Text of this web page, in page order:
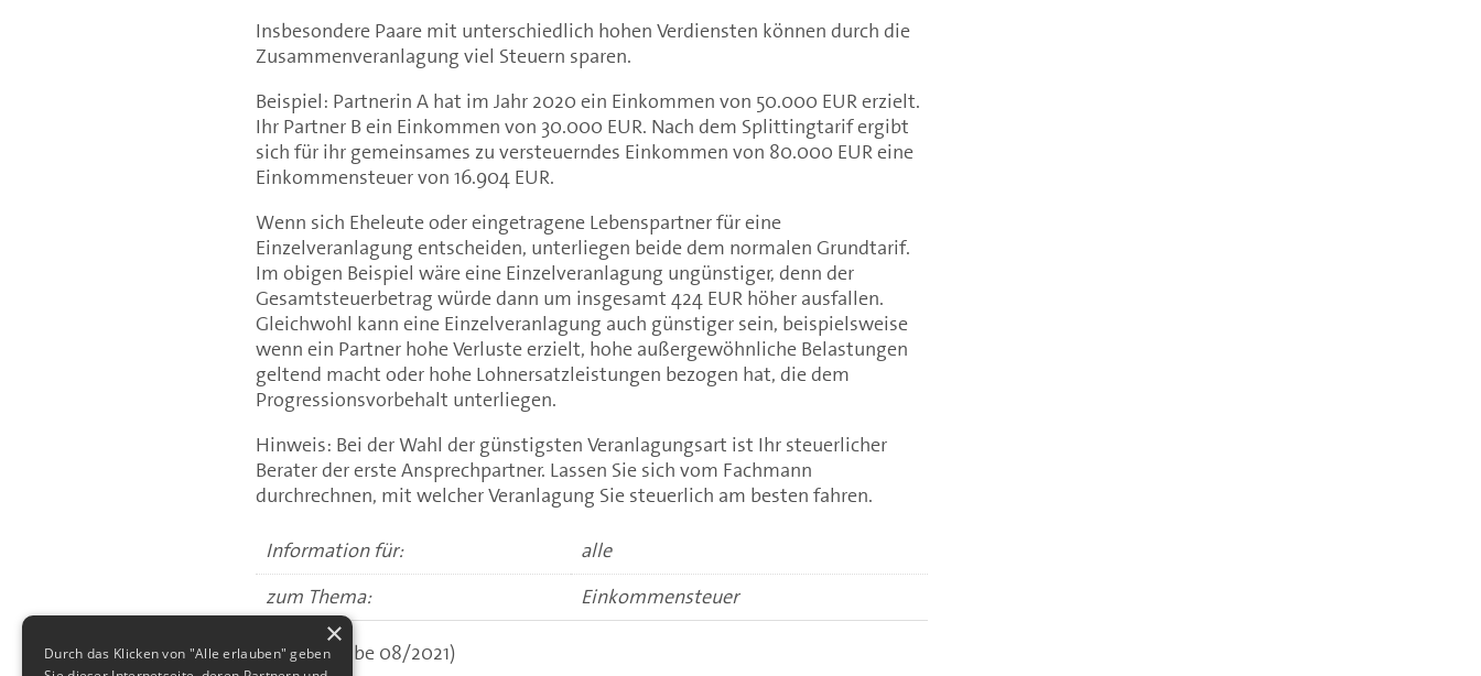
Insbesondere Paare mit unterschiedlich hohen Verdiensten können durch die
Zusammenveranlagung viel Steuern sparen.
Beispiel: Partnerin A hat im Jahr 2020 ein Einkommen von 50.000 EUR erzielt.
Ihr Partner B ein Einkommen von 30.000 EUR. Nach dem Splittingtarif ergibt
sich für ihr gemeinsames zu versteuerndes Einkommen von 80.000 EUR eine
Einkommensteuer von 16.904 EUR.
Wenn sich Eheleute oder eingetragene Lebenspartner für eine
Einzelveranlagung entscheiden, unterliegen beide dem normalen Grundtarif.
Im obigen Beispiel wäre eine Einzelveranlagung ungünstiger, denn der
Gesamtsteuerbetrag würde dann um insgesamt 424 EUR höher ausfallen.
Gleichwohl kann eine Einzelveranlagung auch günstiger sein, beispielsweise
wenn ein Partner hohe Verluste erzielt, hohe außergewöhnliche Belastungen
geltend macht oder hohe Lohnersatzleistungen bezogen hat, die dem
Progressionsvorbehalt unterliegen.
Hinweis: Bei der Wahl der günstigsten Veranlagungsart ist Ihr steuerlicher
Berater der erste Ansprechpartner. Lassen Sie sich vom Fachmann
durchrechnen, mit welcher Veranlagung Sie steuerlich am besten fahren.
Information für:
alle
zum Thema:
Einkommensteuer
(aus: Ausgabe 08/2021)
×
Durch das Klicken von "Alle erlauben" geben